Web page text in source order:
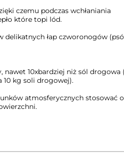
czemu podczas wchłaniania
które topi lód.
delikatnych łap czworonogów
nawet 10xbardziej niż sól drogowa
10 kg soli drogowej).
atmosferycznych stosować